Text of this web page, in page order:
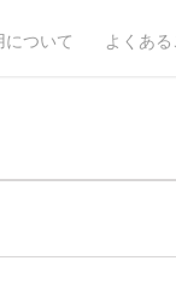
ついて よくあ